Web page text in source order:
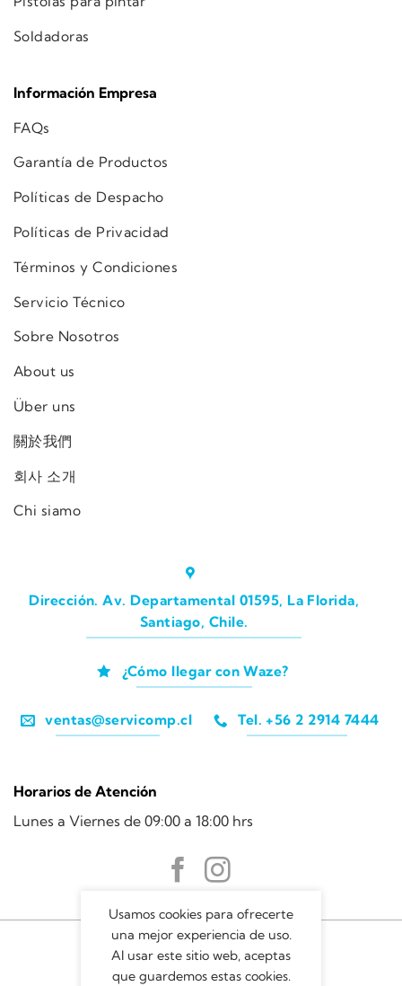
Soldadoras
Información Empresa
FAQs
Garantía de Productos
Políticas de Despacho
Políticas de Privacidad
Términos y Condiciones
Servicio Técnico
Sobre Nosotros
About us
Über uns
關於我們
회사 소개
Chi siamo
Dirección. Av. Departamental 01595, La Florida,
Santiago, Chile.
¿Cómo llegar con Waze?
ventas@servicomp.cl Tel. +56 2 2914 7444
Horarios de Atención
Lunes a Viernes de 09:00 a 18:00 hrs
Usamos cookies para ofrecerte
una mejor experiencia de uso.
Al usar este sitio web, aceptas
que guardemos estas cookies.